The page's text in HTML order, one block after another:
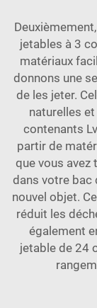
jetables à 3
matériaux
donnons une
de les jeter.
naturelles
contenants
partir de
que vous avez
dans votre bac
nouvel objet.
réduit les
également
jetable de 24